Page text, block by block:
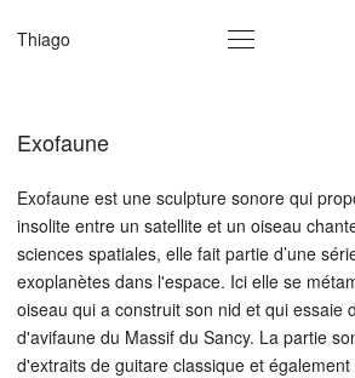
Thiago
Exofaune
Exofaune est une sculpture sonore qui
insoli­te entre un satellite et un oiseau
sciences spatiales, elle fait partie d’une
exoplanètes dans l'espace. Ici elle se
oiseau qui a construit son nid et qui essaie
d'avifaune du Massif du Sancy. La partie
d'extraits de guitare classique et